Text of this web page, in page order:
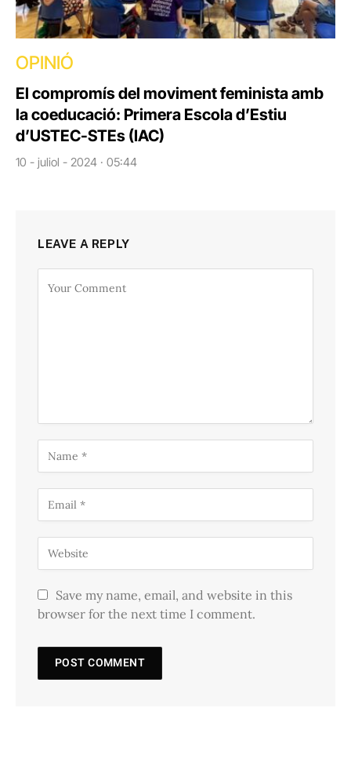
OPINIÓ
El compromís del moviment feminista amb
la coeducació: Primera Escola d’Estiu
d’USTEC-STEs (IAC)
10 - juliol - 2024 · 05:44
LEAVE A REPLY
Save my name, email, and website in this
browser for the next time I comment.